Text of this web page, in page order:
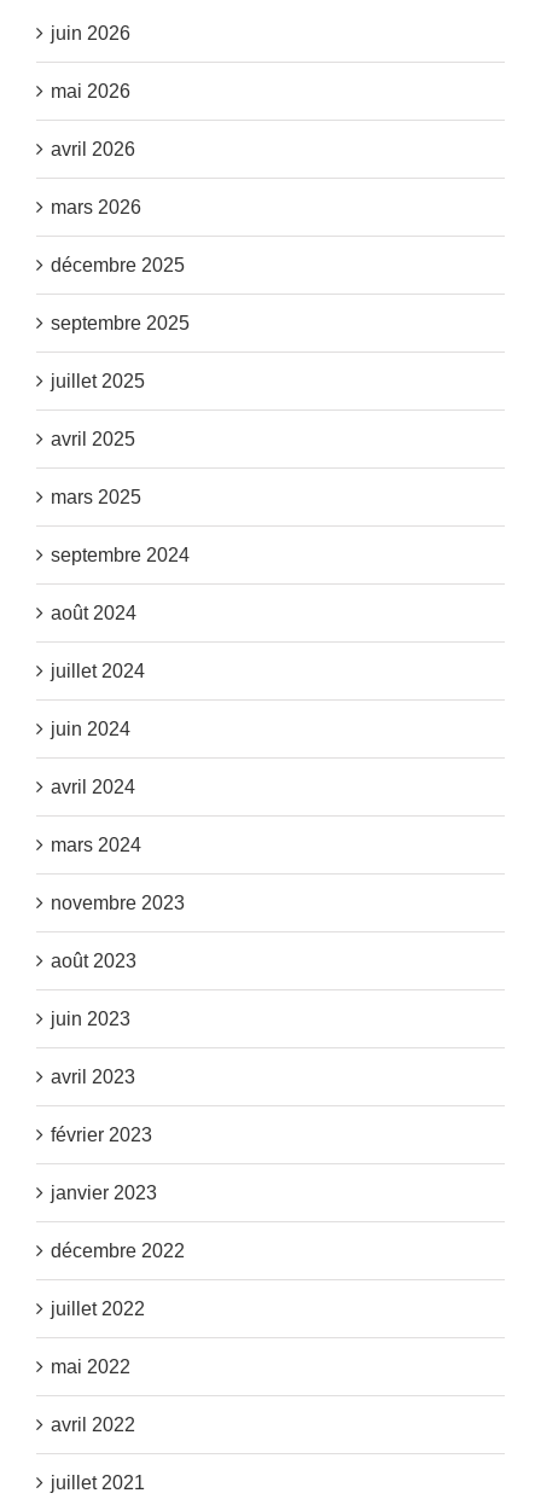
juin 2026
mai 2026
avril 2026
mars 2026
décembre 2025
septembre 2025
juillet 2025
avril 2025
mars 2025
septembre 2024
août 2024
juillet 2024
juin 2024
avril 2024
mars 2024
novembre 2023
août 2023
juin 2023
avril 2023
février 2023
janvier 2023
décembre 2022
juillet 2022
mai 2022
avril 2022
juillet 2021